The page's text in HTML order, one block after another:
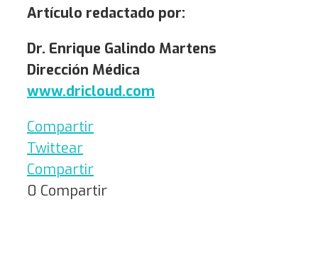
Artículo redactado por:
Dr. Enrique Galindo Martens
Dirección Médica
www.dricloud.com
Compartir
Twittear
Compartir
0 Compartir